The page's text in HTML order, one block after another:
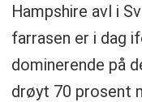
Hampshire avl i
farrasen er i dag
dominerende på
drøyt 70 prosent